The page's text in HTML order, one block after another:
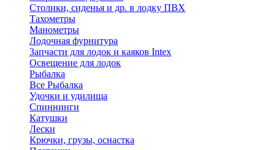
Столики, сиденья и др. в лодку ПВХ
Тахометры
Манометры
Лодочная фурнитура
Запчасти для лодок и каяков Intex
Освещение для лодок
Рыбалка
Все Рыбалка
Удочки и удилища
Спиннинги
Катушки
Лески
Крючки, грузы, оснастка